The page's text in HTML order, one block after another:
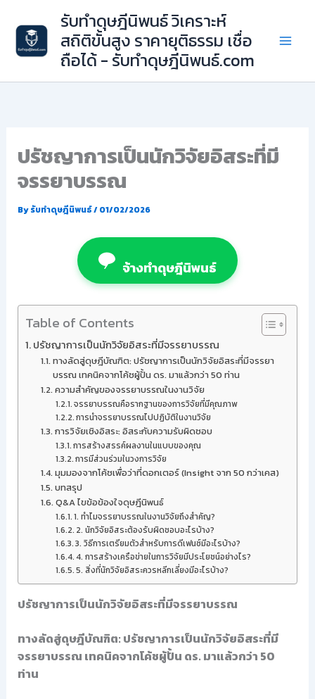
content
รับทำดุษฎีนิพนธ์ วิเคราะห์
สถิติขั้นสูง ราคายุติธรรม เชื่อ
ถือได้ - รับทำดุษฎีนิพนธ์.com
ปรัชญาการเป็นนักวิจัยอิสระที่มี
จรรยาบรรณ
Byรับทำดุษฎีนิพนธ์/01/02/2026
จ้างทำดุษฎีนิพนธ์
Table of Contents
ปรัชญาการเป็นนักวิจัยอิสระที่มีจรรยาบรรณ
ทางลัดสู่ดุษฎีบัณฑิต: ปรัชญาการเป็นนักวิจัยอิสระที่มีจรรยา
บรรณ เทคนิคจากโค้ชผู้ปั้น ดร. มาแล้วกว่า 50 ท่าน
ความสำคัญของจรรยาบรรณในงานวิจัย
จรรยาบรรณคือรากฐานของการวิจัยที่มีคุณภาพ
การนำจรรยาบรรณไปปฏิบัติในงานวิจัย
การวิจัยเชิงอิสระ: อิสระกับความรับผิดชอบ
การสร้างสรรค์ผลงานในแบบของคุณ
การมีส่วนร่วมในวงการวิจัย
มุมมองจากโค้ชเพื่อว่าที่ดอกเตอร์ (Insight จาก 50 กว่าเคส)
บทสรุป
Q&A ไขข้อข้องใจดุษฎีนิพนธ์
1. ทำไมจรรยาบรรณในงานวิจัยถึงสำคัญ?
2. นักวิจัยอิสระต้องรับผิดชอบอะไรบ้าง?
3. วิธีการเตรียมตัวสำหรับการดีเฟนซ์มีอะไรบ้าง?
4. การสร้างเครือข่ายในการวิจัยมีประโยชน์อย่างไร?
5. สิ่งที่นักวิจัยอิสระควรหลีกเลี่ยงมีอะไรบ้าง?
ปรัชญาการเป็นนักวิจัยอิสระที่มีจรรยาบรรณ
ทางลัดสู่ดุษฎีบัณฑิต: ปรัชญาการเป็นนักวิจัยอิสระที่มี
จรรยาบรรณ เทคนิคจากโค้ชผู้ปั้น ดร. มาแล้วกว่า 50
ท่าน